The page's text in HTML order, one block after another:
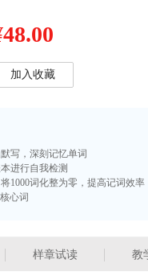
加入收藏
写，深刻记忆单词
进行自我检测
1000词化整为零，提高记词效率
心词
样章试读 教